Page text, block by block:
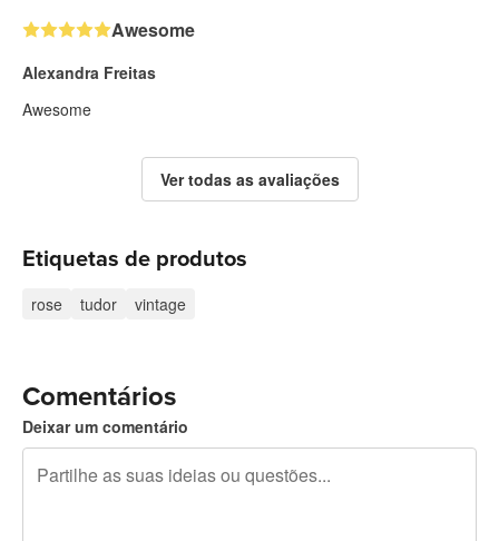
Awesome
Alexandra Freitas
Awesome
Ver todas as avaliações
Etiquetas de produtos
rose tudor vintage
Comentários
Deixar um comentário